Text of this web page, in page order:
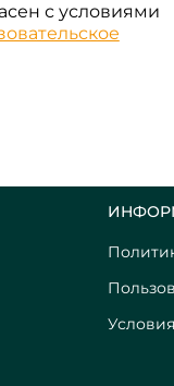
с условиями